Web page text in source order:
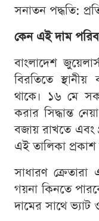
সনাতন পদ্ধতি:
কেন এই দাম
বাংলাদেশ
বিরতিতে
থাকে। ১৬ মে
করার সিদ্ধান্ত
বজায় রাখতে এবং
এই তালিকা প্রকাশ
সাধারণ
গয়না কিনতে
দামের সাথে